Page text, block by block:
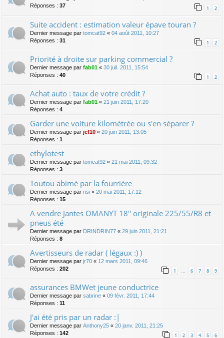
Réponses : 37 1 2
Suite accident : estimation valeur épave touran ?
Dernier message par tomcat92 « 04 août 2011, 10:27
Réponses : 31 1 2
Priorité à droite sur parking commercial ?
Dernier message par fab01 « 30 juil. 2011, 15:54
Réponses : 40 1 2
Achat auto : taux de votre crédit ?
Dernier message par fab01 « 21 juin 2011, 17:20
Réponses : 4
Garder une voiture kilométrée ou s'en séparer ?
Dernier message par jef10 « 20 juin 2011, 13:05
Réponses : 1
ethylotest
Dernier message par tomcat92 « 21 mai 2011, 09:32
Réponses : 3
Toutou abimé par la fourrière
Dernier message par nsi « 20 mai 2011, 17:12
Réponses : 15
A vendre Jantes OMANYT 18'' originale 225/55/R8 et
pneus été
Dernier message par DRINDRIN77 « 29 juin 2011, 21:21
Réponses : 8
Avertisseurs de radar ( légaux :) )
Dernier message par jr70 « 12 mars 2011, 09:46
Réponses : 202 1 6 7 8 9
assurances BMWet jeune conductrice
Dernier message par sabrine « 09 févr. 2011, 17:44
Réponses : 11
J'ai été pris par un radar :|
Dernier message par Anthony25 « 20 janv. 2011, 21:25
Réponses : 142 1 2 3 4 5 6